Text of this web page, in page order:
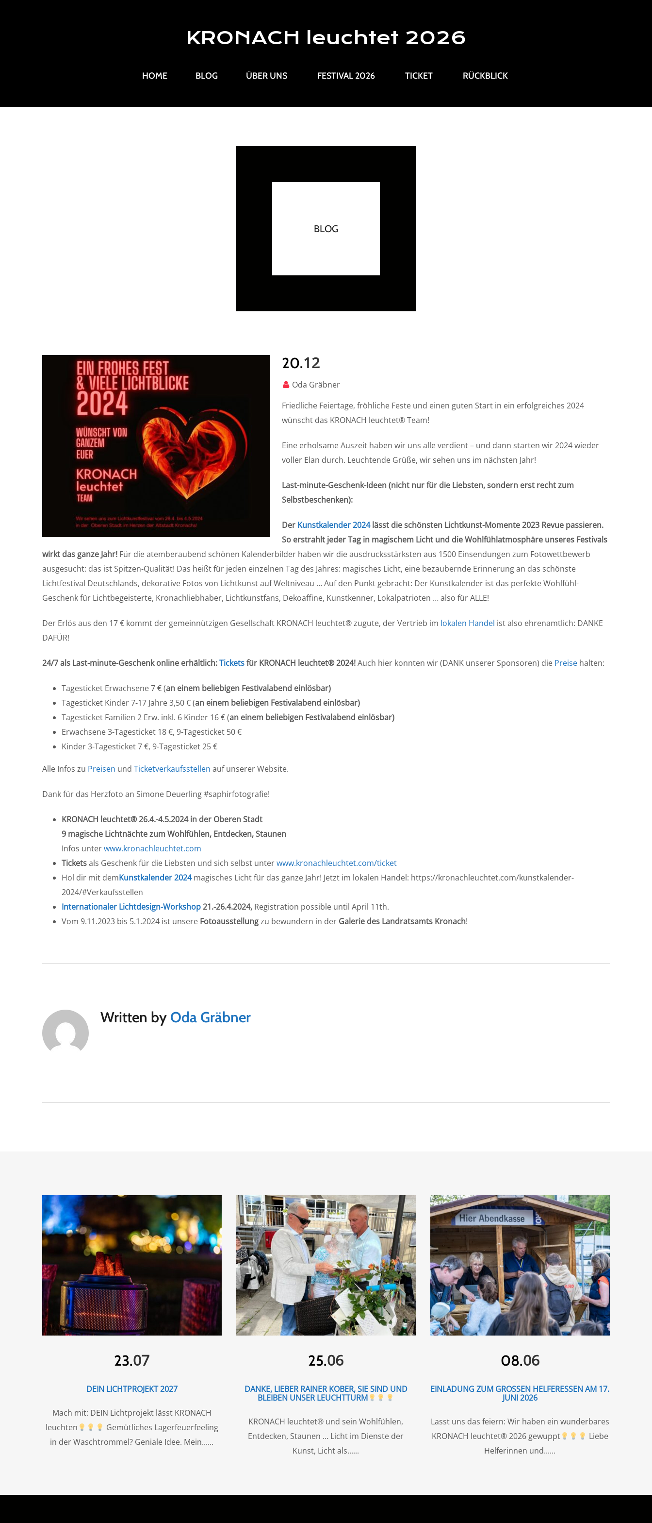
KRONACH leuchtet 2026
HOME BLOG ÜBER UNS FESTIVAL 2026 TICKET RÜCKBLICK
BLOG
20.12
Oda Gräbner
Friedliche Feiertage, fröhliche Feste und einen guten Start in ein erfolgreiches 2024
wünscht das KRONACH leuchtet® Team!
Eine erholsame Auszeit haben wir uns alle verdient – und dann starten wir 2024 wieder
voller Elan durch. Leuchtende Grüße, wir sehen uns im nächsten Jahr!
Last-minute-Geschenk-Ideen (nicht nur für die Liebsten, sondern erst recht zum
Selbstbeschenken):
Der Kunstkalender 2024lässt die schönsten Lichtkunst-Momente 2023 Revue passieren.
So erstrahlt jeder Tag in magischem Licht und die Wohlfühlatmosphäre unseres Festivals
wirkt das ganze Jahr! Für die atemberaubend schönen Kalenderbilder haben wir die ausdrucksstärksten aus 1500 Einsendungen zum Fotowettbewerb
ausgesucht: das ist Spitzen-Qualität! Das heißt für jeden einzelnen Tag des Jahres: magisches Licht, eine bezaubernde Erinnerung an das schönste
Lichtfestival Deutschlands, dekorative Fotos von Lichtkunst auf Weltniveau … Auf den Punkt gebracht: Der Kunstkalender ist das perfekte Wohlfühl-
Geschenk für Lichtbegeisterte, Kronachliebhaber, Lichtkunstfans, Dekoaffine, Kunstkenner, Lokalpatrioten … also für ALLE!
Der Erlös aus den 17 € kommt der gemeinnützigen Gesellschaft KRONACH leuchtet® zugute, der Vertrieb im lokalen Handel ist also ehrenamtlich: DANKE
DAFÜR!
24/7 als Last-minute-Geschenk online erhältlich:Ticketsfür KRONACH leuchtet® 2024!Auch hier konnten wir (DANK unserer Sponsoren) die Preise halten:
Tagesticket Erwachsene 7 € (an einem beliebigen Festivalabend einlösbar)
Tagesticket Kinder 7-17 Jahre 3,50 € (an einem beliebigen Festivalabend einlösbar)
Tagesticket Familien 2 Erw. inkl. 6 Kinder 16 € (an einem beliebigen Festivalabend einlösbar)
Erwachsene 3-Tagesticket 18 €, 9-Tagesticket 50 €
Kinder 3-Tagesticket 7 €, 9-Tagesticket 25 €
Alle Infos zu Preisen und Ticketverkaufsstellen auf unserer Website.
Dank für das Herzfoto an Simone Deuerling #saphirfotografie!
KRONACH leuchtet® 26.4.-4.5.2024 in der Oberen Stadt
9 magische Lichtnächte zum Wohlfühlen, Entdecken, Staunen
Infos unterwww.kronachleuchtet.com
Ticketsals Geschenk für die Liebsten und sich selbst unterwww.kronachleuchtet.com/ticket
Hol dir mit demKunstkalender 2024 magisches Licht für das ganze Jahr! Jetzt im lokalen Handel: https://kronachleuchtet.com/kunstkalender-
2024/#Verkaufsstellen
Internationaler Lichtdesign-Workshop21.-26.4.2024, Registration possible until April 11th.
Vom 9.11.2023 bis 5.1.2024 ist unsere Fotoausstellungzu bewundern in der Galerie des Landratsamts Kronach!
Written by Oda Gräbner
23.07
DEIN LICHTPROJEKT 2027
Mach mit: DEIN Lichtprojekt lässt KRONACH
leuchten
Gemütliches Lagerfeuerfeeling
in der Waschtrommel? Geniale Idee. Mein...
25.06
DANKE, LIEBER RAINER KOBER, SIE SIND UND
BLEIBEN UNSER LEUCHTTURM
KRONACH leuchtet® und sein Wohlfühlen,
Entdecken, Staunen … Licht im Dienste der
Kunst, Licht als...
08.06
EINLADUNG ZUM GROSSEN HELFERESSEN AM 17. J
UNI 2026
Lasst uns das feiern: Wir haben ein wunderbares
KRONACH leuchtet® 2026 gewuppt
Liebe
Helferinnen und...